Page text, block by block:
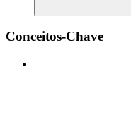
Conceitos-Chave